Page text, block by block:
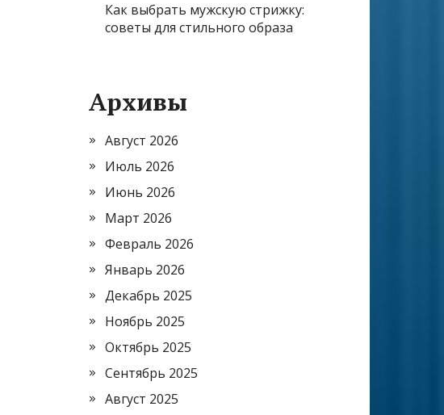
Как выбрать мужскую стрижку:
советы для стильного образа
Архивы
Август 2026
Июль 2026
Июнь 2026
Март 2026
Февраль 2026
Январь 2026
Декабрь 2025
Ноябрь 2025
Октябрь 2025
Сентябрь 2025
Август 2025